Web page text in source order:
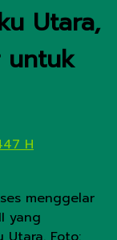
H
Utara,
untuk